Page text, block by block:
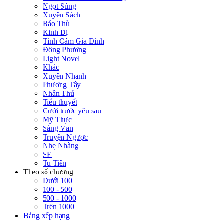
Ngọt Sủng
Xuyên Sách
Báo Thù
Kinh Dị
Tình Cảm Gia Đình
Đông Phương
Light Novel
Khác
Xuyên Nhanh
Phương Tây
Nhân Thú
Tiểu thuyết
Cưới trước yêu sau
Mỹ Thực
Sảng Văn
Truyện Ngược
Nhẹ Nhàng
SE
Tu Tiên
Theo số chương
Dưới 100
100 - 500
500 - 1000
Trên 1000
Bảng xếp hạng